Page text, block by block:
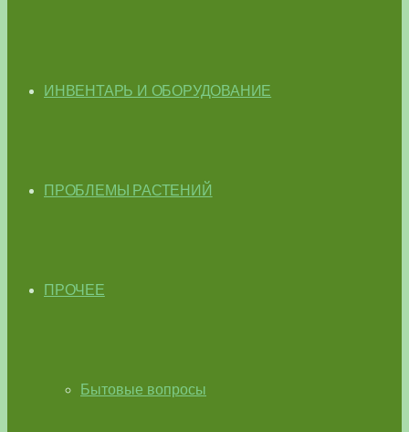
ИНВЕНТАРЬ И ОБОРУДОВАНИЕ
ПРОБЛЕМЫ РАСТЕНИЙ
ПРОЧЕЕ
Бытовые вопросы